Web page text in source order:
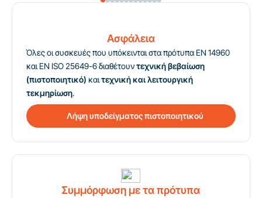
Ασφάλεια
Όλες οι συσκευές που υπόκεινται στα πρότυπα EN 14960
και EN ISO 25649-6 διαθέτουντεχνική βεβαίωση
(πιστοποιητικό) καιτεχνική και λειτουργική
τεκμηρίωση.
Λήψη υποδείγματος πιστοποιητικού
Συμμόρφωση με τα πρότυπα